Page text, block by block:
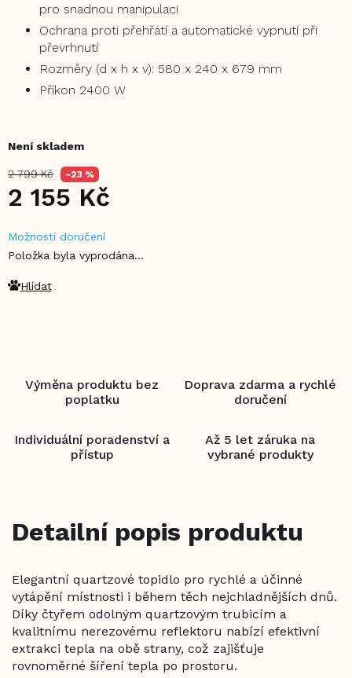
2 799 Kč –23 %
2 155 Kč
cena:
Není skladem
Možnosti doručení
Položka byla vyprodána…
pro snadnou manipulaci
Ochrana proti přehřátí a automatické vypnutí při
převrhnutí
Rozměry (d x h x v): 580 x 240 x 679 mm
Příkon 2400 W
Hlídat
Výměna produktu bez
poplatku
Doprava zdarma a rychlé
doručení
Individuální poradenství a
přístup
Až 5 let záruka na
vybrané produkty
Detailní popis produktu
Elegantní quartzové topidlo pro rychlé a účinné
vytápění místnosti i během těch nejchladnějších dnů.
Díky čtyřem odolným quartzovým trubicím a
kvalitnímu nerezovému reflektoru nabízí efektivní
extrakci tepla na obě strany, což zajišťuje
rovnoměrné šíření tepla po prostoru.